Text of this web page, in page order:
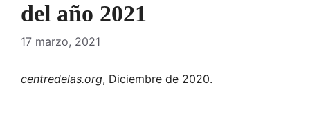
del año 2021
17 marzo, 2021
centredelas.org, Diciembre de 2020.